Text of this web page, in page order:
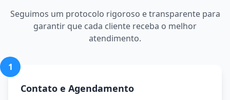
Seguimos um protocolo rigoroso e transparente para
garantir que cada cliente receba o melhor
atendimento.
1
Contato e Agendamento